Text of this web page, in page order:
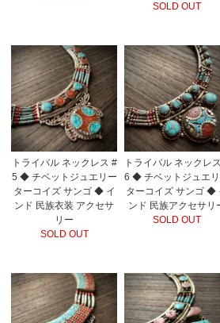
SOLD OUT
トライバル ネックレス #
5 ◆ チベットジュエリー
ターコイズ サンゴ ◆ イ
ンド 民族衣装 アクセサ
リー
SOLD OUT
トライバル ネックレ
6 ◆ チベットジュエ
ターコイズ サンゴ ◆
ンド 民族アクセサリ
SOLD OUT